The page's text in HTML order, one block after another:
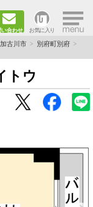
い合わせ お気に入り ×
加古川市
別府町別府
トウ